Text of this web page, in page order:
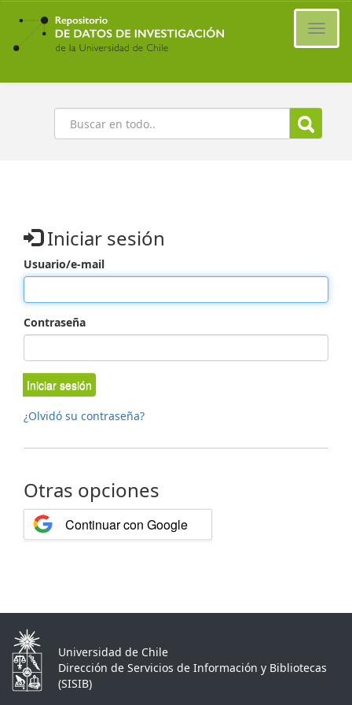
Ir
contenido
principal
Buscar
Iniciar sesión
Usuario/e-mail
Contraseña
Iniciar sesión
¿Olvidó su contraseña?
Otras opciones
Continuar con Google
Universidad de Chile
Dirección de Servicios de Información y Bibliotecas
(SISIB)